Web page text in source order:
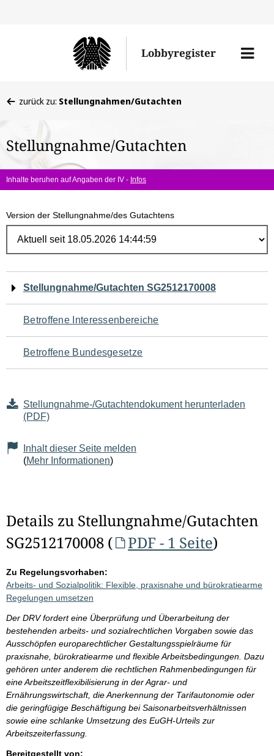
Lobbyregister
Menü
befinden
hier:
zurück zu: Stellungnahmen/Gutachten
Stellungnahme/Gutachten
Inhalte beruhen auf Angaben der IV - Infos
Version der Stellungnahme/des Gutachtens
Navigation
für
den
Seiteninhalt
Stellungnahme/Gutachten SG2512170008
Betroffene Interessenbereiche
Betroffene Bundesgesetze
Stellungnahme-/Gutachtendokument herunterladen
(PDF)
Inhalt dieser Seite melden
(Mehr Informationen)
Details zu Stellungnahme/Gutachten
SG2512170008 (
PDF - 1 Seite)
Zu Regelungsvorhaben:
Arbeits- und Sozialpolitik: Flexible, praxisnahe und bürokratiearme
Regelungen umsetzen
Der DRV fordert eine Überprüfung und Überarbeitung der
bestehenden arbeits- und sozialrechtlichen Vorgaben sowie das
Ausschöpfen europarechtlicher Gestaltungsspielräume für
praxisnahe, bürokratiearme und flexible Arbeitsbedingungen. Dazu
gehören unter anderem die rechtlichen Rahmenbedingungen für
eine Arbeitszeitflexibilisierung in der Agrar- und
Ernährungswirtschaft, die Anerkennung der Tarifautonomie oder
die geringfügige Beschäftigung bei Saisonarbeitsverhältnissen
sowie eine schlanke Umsetzung des EuGH-Urteils zur
Arbeitszeiterfassung.
Bereitgestellt von: